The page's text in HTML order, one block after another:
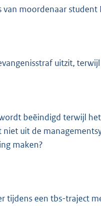
o
e
K
b
moordenaar student
uitzit,
beëindigd terwijl
uit de
maken?
een tbs-traject